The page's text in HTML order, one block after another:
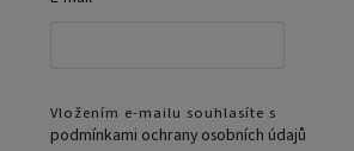
Vložením e-mailu souhlasíte s
podmínkami ochrany osobních údajů